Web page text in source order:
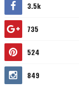
3.5k
735
524
849